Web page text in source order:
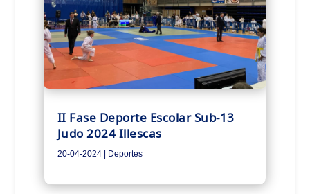
II Fase Deporte Escolar Sub-13
Judo 2024 Illescas
20-04-2024| Deportes